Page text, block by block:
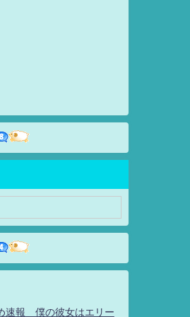
速報 僕の彼女はエリー